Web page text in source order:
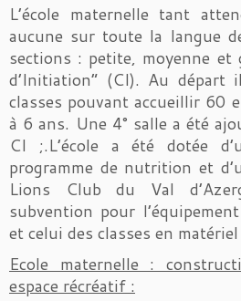
L’école maternelle tant
aucune sur toute la langue
sections : petite, moyenne et
d’Initiation” (CI). Au
classes pouvant accueillir 60
à 6 ans. Une 4° salle a été
CI ;.L’école a été dotée
programme de nutrition et
Lions Club du Val
subvention pour
et celui des classes en
Ecole maternelle :
espace récréatif :